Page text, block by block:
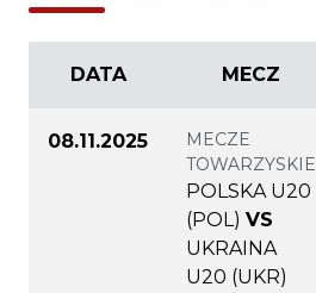
DATA MECZ
08.11.2025
MECZE
TOWARZYSKIE
POLSKA U20
(POL) VS
UKRAINA
U20 (UKR)